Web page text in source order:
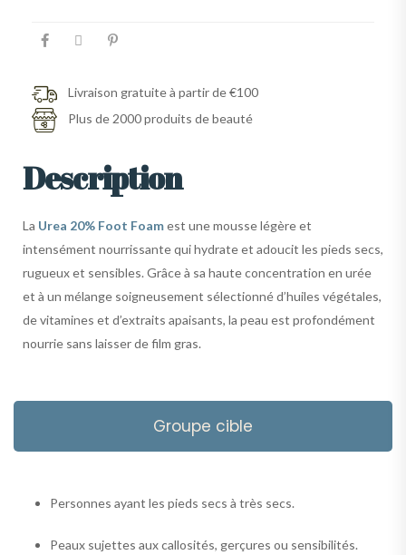
Livraison gratuite à partir de €100
Plus de 2000 produits de beauté
Description
La Urea 20% Foot Foamest une mousse légère et
intensément nourrissante qui hydrate et adoucit les pieds secs,
rugueux et sensibles. Grâce à sa haute concentration en urée
et à un mélange soigneusement sélectionné d’huiles végétales,
de vitamines et d’extraits apaisants, la peau est profondément
nourrie sans laisser de film gras.
Groupe cible
Personnes ayant les pieds secs à très secs.
Peaux sujettes aux callosités, gerçures ou sensibilités.